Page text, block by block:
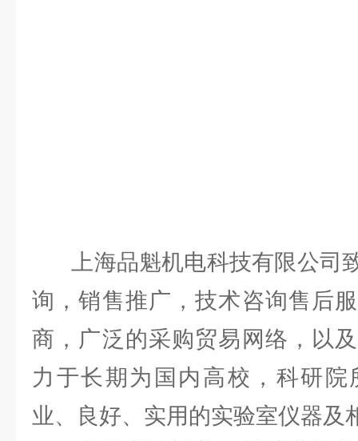
上海品魁机电科技有限公司
询，销售推广，技术咨询售后
商，广泛的采购贸易网络，以
力于长期为国内高校，科研
业、良好、实用的实验室仪器及